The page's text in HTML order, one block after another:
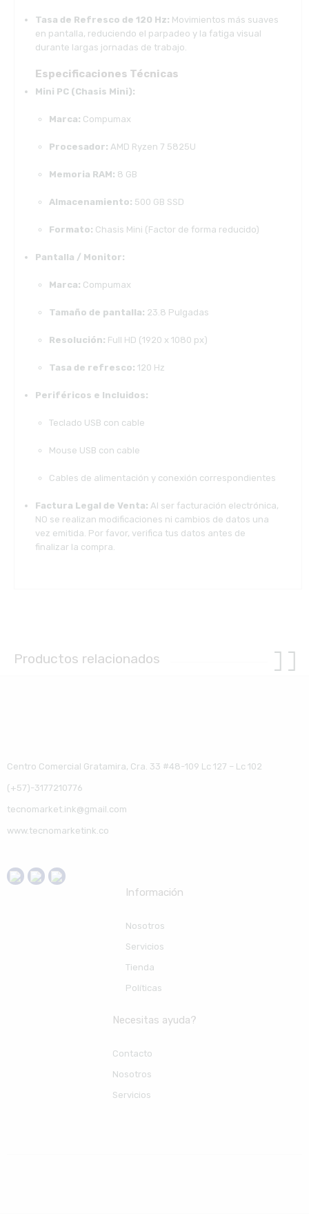
Tasa de Refresco de 120 Hz: Movimientos más suaves
en pantalla, reduciendo el parpadeo y la fatiga visual
durante largas jornadas de trabajo.
Especificaciones Técnicas
Mini PC (Chasis Mini):
Marca: Compumax
Procesador: AMD Ryzen 7 5825U
Memoria RAM: 8 GB
Almacenamiento: 500 GB SSD
Formato: Chasis Mini (Factor de forma reducido)
Pantalla / Monitor:
Marca: Compumax
Tamaño de pantalla: 23.8 Pulgadas
Resolución: Full HD (1920 x 1080 px)
Tasa de refresco: 120 Hz
Periféricos e Incluidos:
Teclado USB con cable
Mouse USB con cable
Cables de alimentación y conexión correspondientes
Factura Legal de Venta: Al ser facturación electrónica,
NO se realizan modificaciones ni cambios de datos una
vez emitida. Por favor, verifica tus datos antes de
finalizar la compra.
Productos relacionados
Centro Comercial Gratamira, Cra. 33 #48-109 Lc 127 – Lc 102
(+57)-3177210776
tecnomarket.ink@gmail.com
www.tecnomarketink.co
Información
Nosotros
Servicios
Tienda
Políticas
Necesitas ayuda?
Contacto
Nosotros
Servicios